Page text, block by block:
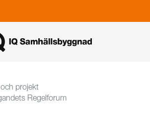
projekt
Regelforum